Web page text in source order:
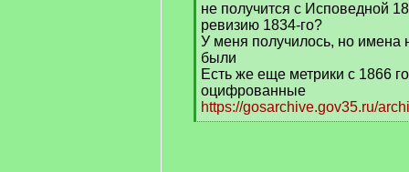
]
не получится с Исповедной
ревизию 1834-го?
У меня получилось, но имена
были
Есть же еще метрики с 1866
оцифрованные
https://gosarchive.gov35.ru/
[